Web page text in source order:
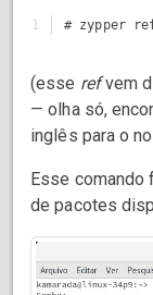
(esse refvem
— olha só,
inglês para o
Esse comando
de pacotes